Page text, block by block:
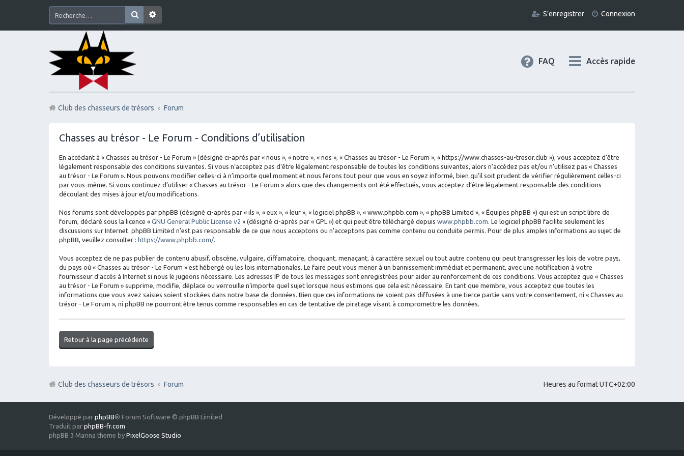
Connexion
S’enregistrer
Accès rapide
FAQ
Club des chasseurs de trésors Forum
Chasses au trésor - Le Forum - Conditions d’utilisation
En accédant à « Chasses au trésor - Le Forum » (désigné ci-après par « nous », « notre », « nos », « Chasses au trésor - Le Forum », « https://www.chasses-au-tresor.club »), vous acceptez d’être
légalement responsable des conditions suivantes. Si vous n’acceptez pas d’être légalement responsable de toutes les conditions suivantes, alors n’accédez pas et/ou n’utilisez pas « Chasses
au trésor - Le Forum ». Nous pouvons modifier celles-ci à n’importe quel moment et nous ferons tout pour que vous en soyez informé, bien qu’il soit prudent de vérifier régulièrement celles-ci
par vous-même. Si vous continuez d’utiliser « Chasses au trésor - Le Forum » alors que des changements ont été effectués, vous acceptez d’être légalement responsable des conditions
découlant des mises à jour et/ou modifications.
Nos forums sont développés par phpBB (désigné ci-après par « ils », « eux », « leur », « logiciel phpBB », « www.phpbb.com », « phpBB Limited », « Équipes phpBB ») qui est un script libre de
forum, déclaré sous la licence « GNU General Public License v2 » (désigné ci-après par « GPL ») et qui peut être téléchargé depuis www.phpbb.com. Le logiciel phpBB facilite seulement les
discussions sur Internet. phpBB Limited n’est pas responsable de ce que nous acceptons ou n’acceptons pas comme contenu ou conduite permis. Pour de plus amples informations au sujet de
phpBB, veuillez consulter : https://www.phpbb.com/.
Vous acceptez de ne pas publier de contenu abusif, obscène, vulgaire, diffamatoire, choquant, menaçant, à caractère sexuel ou tout autre contenu qui peut transgresser les lois de votre pays,
du pays où « Chasses au trésor - Le Forum » est hébergé ou les lois internationales. Le faire peut vous mener à un bannissement immédiat et permanent, avec une notification à votre
fournisseur d’accès à Internet si nous le jugeons nécessaire. Les adresses IP de tous les messages sont enregistrées pour aider au renforcement de ces conditions. Vous acceptez que « Chasses
au trésor - Le Forum » supprime, modifie, déplace ou verrouille n’importe quel sujet lorsque nous estimons que cela est nécessaire. En tant que membre, vous acceptez que toutes les
informations que vous avez saisies soient stockées dans notre base de données. Bien que ces informations ne soient pas diffusées à une tierce partie sans votre consentement, ni « Chasses au
trésor - Le Forum », ni phpBB ne pourront être tenus comme responsables en cas de tentative de piratage visant à compromettre les données.
Retour à la page précédente
Heures au formatUTC+02:00
Club des chasseurs de trésors Forum
Développé par phpBB® Forum Software © phpBB Limited
Traduit par phpBB-fr.com
phpBB 3 Marina theme by PixelGoose Studio